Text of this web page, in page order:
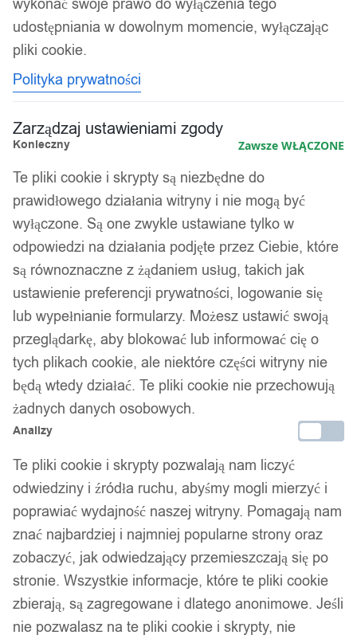
Komplet organizer do szafy garderoby
na torebki wieszak 16 miejsc 2 sztuki
54,99zł
udostępniania w dowolnym momencie, wyłączając
pliki cookie.
Polityka prywatności
Zarządzaj ustawieniami zgody
Konieczny Zawsze WŁĄCZONE
Te pliki cookie i skrypty są niezbędne do
prawidłowego działania witryny i nie mogą być
wyłączone. Są one zwykle ustawiane tylko w
odpowiedzi na działania podjęte przez Ciebie, które
są równoznaczne z żądaniem usług, takich jak
ustawienie preferencji prywatności, logowanie się
lub wypełnianie formularzy. Możesz ustawić swoją
przeglądarkę, aby blokować lub informować cię o
tych plikach cookie, ale niektóre części witryny nie
będą wtedy działać. Te pliki cookie nie przechowują
żadnych danych osobowych.
Analizy
Te pliki cookie i skrypty pozwalają nam liczyć
odwiedziny i źródła ruchu, abyśmy mogli mierzyć i
poprawiać wydajność naszej witryny. Pomagają nam
znać najbardziej i najmniej popularne strony oraz
zobaczyć, jak odwiedzający przemieszczają się po
stronie. Wszystkie informacje, które te pliki cookie
zbierają, są zagregowane i dlatego anonimowe. Jeśli
nie pozwalasz na te pliki cookie i skrypty, nie